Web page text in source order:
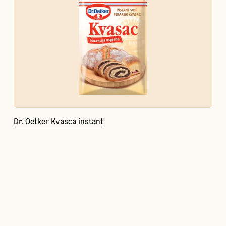
Dr. Oetker Kvasca instant